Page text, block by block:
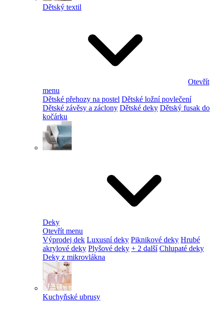
Dětský textil
Otevřít
menu
Dětské přehozy na postel Dětské ložní povlečení
Dětské závěsy a záclony Dětské deky Dětský fusak do
kočárku
Deky
Otevřít menu
Výprodej dek Luxusní deky Piknikové deky Hrubé
akrylové deky Plyšové deky + 2 další Chlupaté deky
Deky z mikrovlákna
Kuchyňské ubrusy